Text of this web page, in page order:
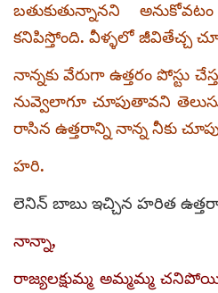
బతుకుతున్నానని
కనిపిస్తోంది. వీళ్ళలో జీవితేచ్చ
నాన్నకు వేరుగా ఉత్తరం పోస్టు
నువ్వెలాగూ చూపుతావని
రాసిన ఉత్తరాన్ని నాన్న నీకు
హరి.
లెనిన్‌ బాబు ఇచ్చిన హరిత
నాన్నా,
రాజ్యలక్షుమ్మ అమ్మమ్మ